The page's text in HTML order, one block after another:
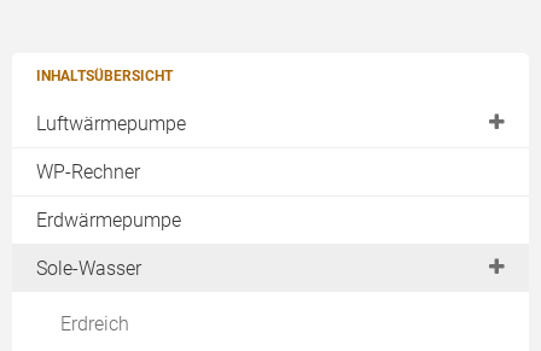
INHALTSÜBERSICHT
Luftwärmepumpe
Außenaufstellung
Luftwärmepumpe Innenaufstellung
Abluftwärmepumpe
WP-Rechner
Erdwärmepumpe
Sole-Wasser
Erdreich